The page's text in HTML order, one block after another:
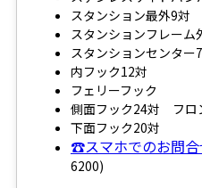
スタンション最外9対
スタンションフレーム
スタンションセンター
内フック12対
フェリーフック
側面フック24対 フ
下面フック20対
☎スマホでのお問
6200)